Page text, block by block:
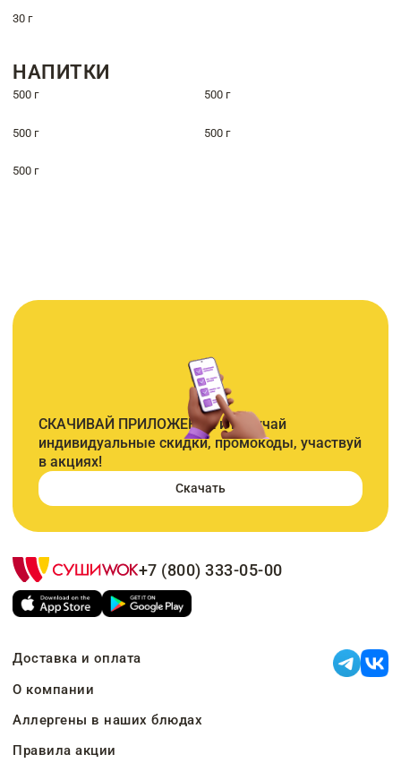
30 г
НАПИТКИ
500 г 500 г
500 г 500 г
500 г
СКАЧИВАЙ ПРИЛОЖЕНИЕ и получай
индивидуальные скидки, промокоды, участвуй
в акциях!
Скачать
+7 (800) 333-05-00
Доставка и оплата
О компании
Аллергены в наших блюдах
Правила акции